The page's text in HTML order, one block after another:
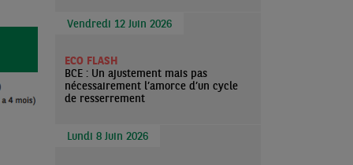
Vendredi 12 Juin 2026
ECO FLASH
BCE : Un ajustement mais pas
nécessairement l’amorce d’un cycle
de resserrement
Lundi 8 Juin 2026